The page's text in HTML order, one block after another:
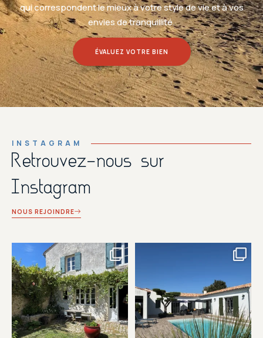
qui correspondent le mieux à votre style de vie et à vos
envies de tranquillité.
ÉVALUEZ VOTRE BIEN
INSTAGRAM
Retrouvez-nous sur
Instagram
NOUS REJOINDRE
A DECOUVRIR
PROCHAINEMENT CHEZ
HÉNAULT...
43 0
PROCHAINEMENT CHEZ
0